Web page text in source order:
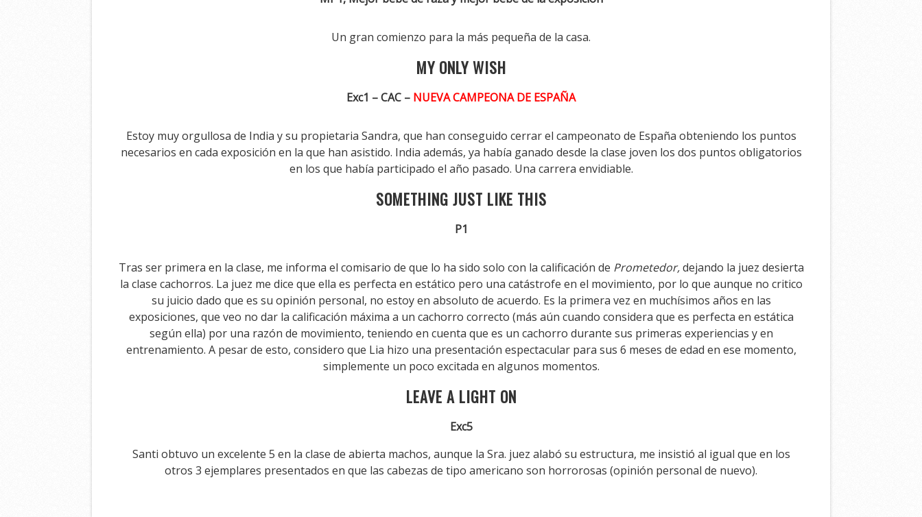
Un gran comienzo para la más pequeña de la casa.
MY ONLY WISH
Exc1 – CAC – NUEVA CAMPEONA DE ESPAÑA
Estoy muy orgullosa de India y su propietaria Sandra, que han conseguido cerrar el campeonato de España obteniendo los puntos
necesarios en cada exposición en la que han asistido. India además, ya había ganado desde la clase joven los dos puntos obligatorios
en los que había participado el año pasado. Una carrera envidiable.
SOMETHING JUST LIKE THIS
P1
Tras ser primera en la clase, me informa el comisario de que lo ha sido solo con la calificación de Prometedor,dejando la juez desierta
la clase cachorros. La juez me dice que ella es perfecta en estático pero una catástrofe en el movimiento, por lo que aunque no critico
su juicio dado que es su opinión personal, no estoy en absoluto de acuerdo. Es la primera vez en muchísimos años en las
exposiciones, que veo no dar la calificación máxima a un cachorro correcto (más aún cuando considera que es perfecta en estática
según ella) por una razón de movimiento, teniendo en cuenta que es un cachorro durante sus primeras experiencias y en
entrenamiento. A pesar de esto, considero que Lia hizo una presentación espectacular para sus 6 meses de edad en ese momento,
simplemente un poco excitada en algunos momentos.
LEAVE A LIGHT ON
Exc5
Santi obtuvo un excelente 5 en la clase de abierta machos, aunque la Sra. juez alabó su estructura, me insistió al igual que en los
otros 3 ejemplares presentados en que las cabezas de tipo americano son horrorosas (opinión personal de nuevo).